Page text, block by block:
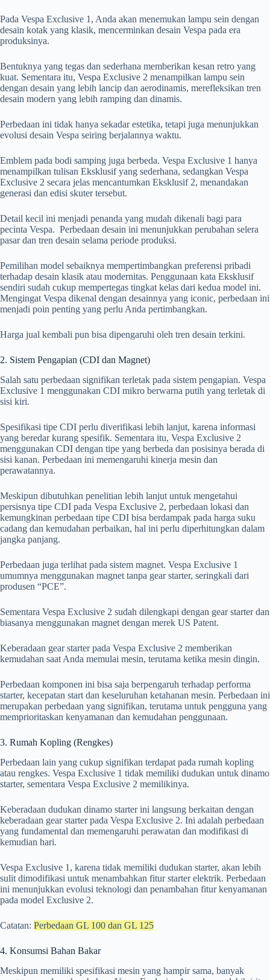
Pada Vespa Exclusive 1, Anda akan menemukan lampu sein dengan
desain kotak yang klasik, mencerminkan desain Vespa pada era
produksinya.
Bentuknya yang tegas dan sederhana memberikan kesan retro yang
kuat. Sementara itu, Vespa Exclusive 2 menampilkan lampu sein
dengan desain yang lebih lancip dan aerodinamis, merefleksikan tren
desain modern yang lebih ramping dan dinamis.
Perbedaan ini tidak hanya sekadar estetika, tetapi juga menunjukkan
evolusi desain Vespa seiring berjalannya waktu.
Emblem pada bodi samping juga berbeda. Vespa Exclusive 1 hanya
menampilkan tulisan Eksklusif yang sederhana, sedangkan Vespa
Exclusive 2 secara jelas mencantumkan Eksklusif 2, menandakan
generasi dan edisi skuter tersebut.
Detail kecil ini menjadi penanda yang mudah dikenali bagi para
pecinta Vespa. Perbedaan desain ini menunjukkan perubahan selera
pasar dan tren desain selama periode produksi.
Pemilihan model sebaiknya mempertimbangkan preferensi pribadi
terhadap desain klasik atau modernitas. Penggunaan kata Eksklusif
sendiri sudah cukup mempertegas tingkat kelas dari kedua model ini.
Mengingat Vespa dikenal dengan desainnya yang iconic, perbedaan ini
menjadi poin penting yang perlu Anda pertimbangkan.
Harga jual kembali pun bisa dipengaruhi oleh tren desain terkini.
2. Sistem Pengapian (CDI dan Magnet)
Salah satu perbedaan signifikan terletak pada sistem pengapian. Vespa
Exclusive 1 menggunakan CDI mikro berwarna putih yang terletak di
sisi kiri.
Spesifikasi tipe CDI perlu diverifikasi lebih lanjut, karena informasi
yang beredar kurang spesifik. Sementara itu, Vespa Exclusive 2
menggunakan CDI dengan tipe yang berbeda dan posisinya berada di
sisi kanan. Perbedaan ini memengaruhi kinerja mesin dan
perawatannya.
Meskipun dibutuhkan penelitian lebih lanjut untuk mengetahui
persisnya tipe CDI pada Vespa Exclusive 2, perbedaan lokasi dan
kemungkinan perbedaan tipe CDI bisa berdampak pada harga suku
cadang dan kemudahan perbaikan, hal ini perlu diperhitungkan dalam
jangka panjang.
Perbedaan juga terlihat pada sistem magnet. Vespa Exclusive 1
umumnya menggunakan magnet tanpa gear starter, seringkali dari
produsen “PCE”.
Sementara Vespa Exclusive 2 sudah dilengkapi dengan gear starter dan
biasanya menggunakan magnet dengan merek US Patent.
Keberadaan gear starter pada Vespa Exclusive 2 memberikan
kemudahan saat Anda memulai mesin, terutama ketika mesin dingin.
Perbedaan komponen ini bisa saja berpengaruh terhadap performa
starter, kecepatan start dan keseluruhan ketahanan mesin. Perbedaan ini
merupakan perbedaan yang signifikan, terutama untuk pengguna yang
memprioritaskan kenyamanan dan kemudahan penggunaan.
3. Rumah Kopling (Rengkes)
Perbedaan lain yang cukup signifikan terdapat pada rumah kopling
atau rengkes. Vespa Exclusive 1 tidak memiliki dudukan untuk dinamo
starter, sementara Vespa Exclusive 2 memilikinya.
Keberadaan dudukan dinamo starter ini langsung berkaitan dengan
keberadaan gear starter pada Vespa Exclusive 2. Ini adalah perbedaan
yang fundamental dan memengaruhi perawatan dan modifikasi di
kemudian hari.
Vespa Exclusive 1, karena tidak memiliki dudukan starter, akan lebih
sulit dimodifikasi untuk menambahkan fitur starter elektrik. Perbedaan
ini menunjukkan evolusi teknologi dan penambahan fitur kenyamanan
pada model Exclusive 2.
Catatan: Perbedaan GL 100 dan GL 125
4. Konsumsi Bahan Bakar
Meskipun memiliki spesifikasi mesin yang hampir sama, banyak